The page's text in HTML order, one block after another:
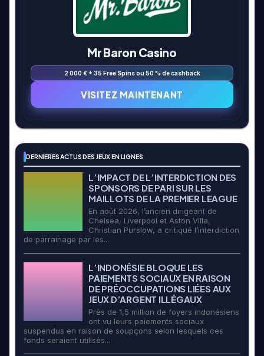
Mr Baron Casino
2 000 € + 35 Free Spins ou 50 % de cashback
VISITEZ MAINTENANT
DERNIERES ACTUS DES JEUX EN LIGNES
L’IMPACT DE L’INTERDICTION DES
SPONSORS DE PARI SUR LES
MAILLOTS DE LA PREMIER LEAGUE
En août 2026, l’ancien dirigeant de
Chelsea, Liverpool et Aston Villa,
Christian Purslow, a critiqué l’interdiction
de parrainage par les...
L’INDONÉSIE BLOQUE LES
PAIEMENTS SOCIAUX EN RAISON
DE PRÉOCCUPATIONS LIÉES AUX
JEUX D’ARGENT ILLÉGAUX
Près de 1,5 million de foyers indonésiens
ont vu leurs paiements sociaux
suspendus en raison de soupçons selon lesquels ces
fonds seraient utilisés...